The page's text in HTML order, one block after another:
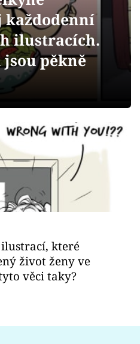
každodenní
ilustracích.
pěkně
ilustrací, které
život ženy ve
věci taky?